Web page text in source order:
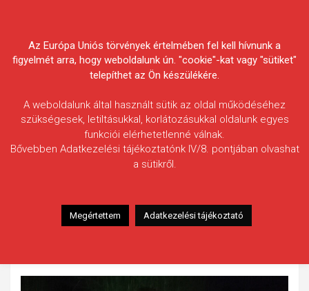
Egyesületek Szövetsége
Szakál Imre
Halfaj: Harcsa
Fogott hal adatai: 18,27 kg
Az Európa Uniós törvények értelmében fel kell hívnunk a
figyelmét arra, hogy weboldalunk ún. "cookie"-kat vagy "sütiket"
telepíthet az Ön készülékére.
A weboldalunk által használt sütik az oldal működéséhez
szükségesek, letiltásukkal, korlátozásukkal oldalunk egyes
funkciói elérhetetlenné válnak.
Bővebben Adatkezelési tájékoztatónk IV/8. pontjában olvashat
a sütikről.
Megértettem Adatkezelési tájékoztató